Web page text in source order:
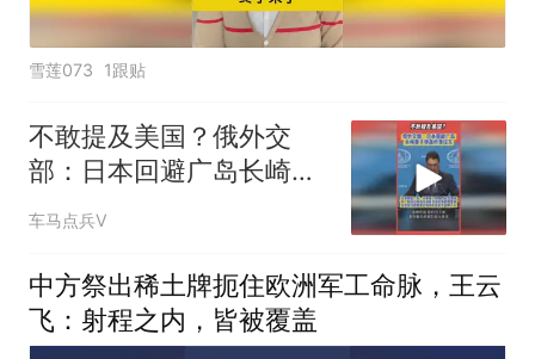
雪莲073 1跟贴
不敢提及美国？俄外交
部：日本回避广岛长崎原
子弹轰炸责任方
车马点兵V
中方祭出稀土牌扼住欧洲军工命脉，王云
飞：射程之内，皆被覆盖